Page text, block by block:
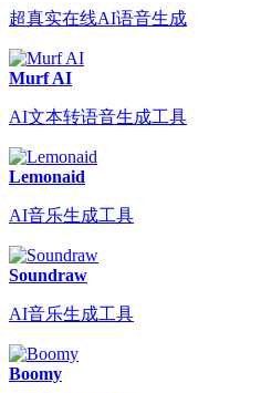
超真实在线AI语音生成
Murf AI
AI文本转语音生成工具
Lemonaid
AI音乐生成工具
Soundraw
AI音乐生成工具
Boomy